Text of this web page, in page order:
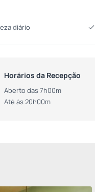
diário
Horários da Recepção
Aberto das 7h00m
Até às 20h00m